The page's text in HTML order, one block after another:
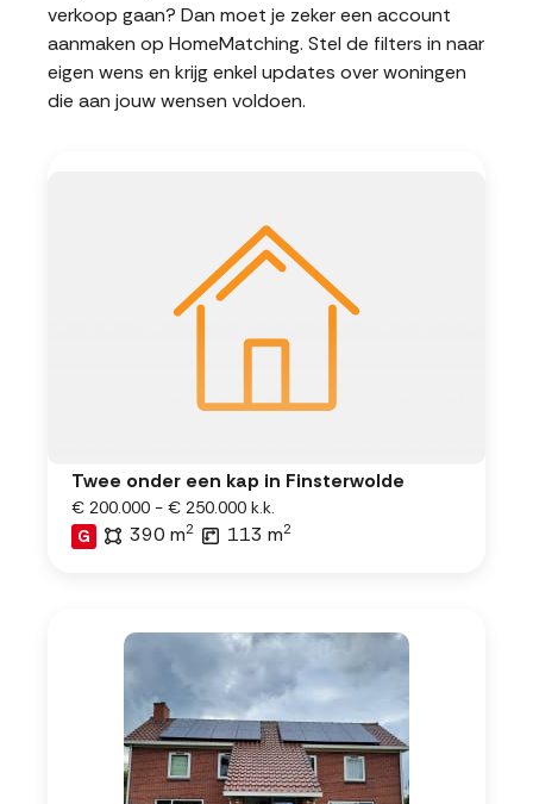
verkoop gaan? Dan moet je zeker een account
aanmaken op HomeMatching. Stel de filters in naar
eigen wens en krijg enkel updates over woningen
die aan jouw wensen voldoen.
Twee onder een kap in Finsterwolde
€ 200.000 - € 250.000 k.k.
G
390 m2 113 m2